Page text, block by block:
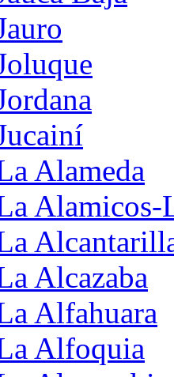
Alameda
Alamicos-
Alcazaba
Alfahuara
Alfoquia